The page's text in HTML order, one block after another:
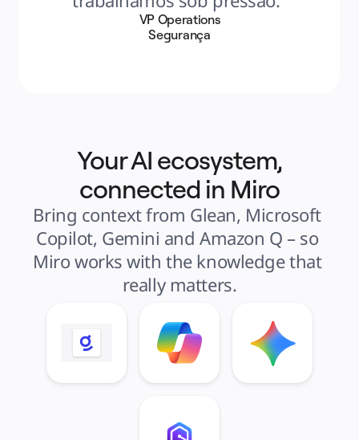
VP Operations
Segurança
Your AI ecosystem,
connected in Miro
Bring context from Glean, Microsoft
Copilot, Gemini and Amazon Q – so
Miro works with the knowledge that
really matters.